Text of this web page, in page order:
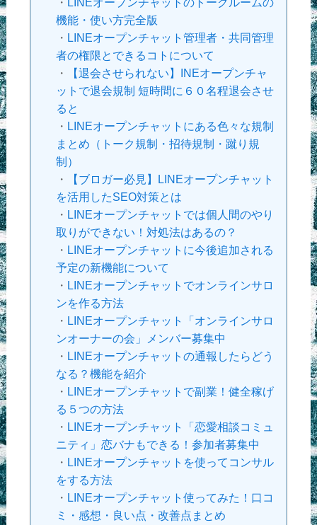
機能・使い方完全版
・ LINEオープンチャット管理者・共同管理
者の権限とできるコトについて
・
【退会させられない】INEオープンチャ
ットで退会規制 短時間に６０名程退会させ
ると
・ LINEオープンチャットにある色々な規制
まとめ（トーク規制・招待規制・蹴り規
制）
・
【ブロガー必見】LINEオープンチャット
を活用したSEO対策とは
・ LINEオープンチャットでは個人間のやり
取りができない！対処法はあるの？
・ LINEオープンチャットに今後追加される
予定の新機能について
・ LINEオープンチャットでオンラインサロ
ンを作る方法
・ LINEオープンチャット「オンラインサロ
ンオーナーの会」メンバー募集中
・ LINEオープンチャットの通報したらどう
なる？機能を紹介
・ LINEオープンチャットで副業！健全稼げ
る５つの方法
・ LINEオープンチャット「恋愛相談コミュ
ニティ」恋バナもできる！参加者募集中
・ LINEオープンチャットを使ってコンサル
をする方法
・ LINEオープンチャット使ってみた！口コ
ミ・感想・良い点・改善点まとめ